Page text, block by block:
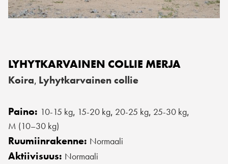
LYHYTKARVAINEN COLLIE MERJA
Koira, Lyhytkarvainen collie
Paino: 10-15 kg, 15-20 kg, 20-25 kg, 25-30 kg,
M (10–30 kg)
Ruumiinrakenne: Normaali
Aktiivisuus: Normaali